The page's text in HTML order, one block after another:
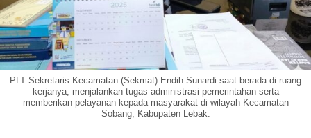
PLT Sekretaris Kecamatan (Sekmat) Endih Sunardi saat berada di ruang
kerjanya, menjalankan tugas administrasi pemerintahan serta
memberikan pelayanan kepada masyarakat di wilayah Kecamatan
Sobang, Kabupaten Lebak.